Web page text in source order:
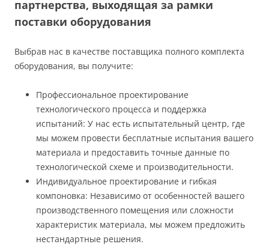
партнерства, выходящая за рамки
поставки оборудования
Выбрав нас в качестве поставщика полного комплекта
оборудования, вы получите:
Профессиональное проектирование
технологического процесса и поддержка
испытаний: У нас есть испытательный центр, где
мы можем провести бесплатные испытания вашего
материала и предоставить точные данные по
технологической схеме и производительности.
Индивидуальное проектирование и гибкая
компоновка: Независимо от особенностей вашего
производственного помещения или сложности
характеристик материала, мы можем предложить
нестандартные решения.